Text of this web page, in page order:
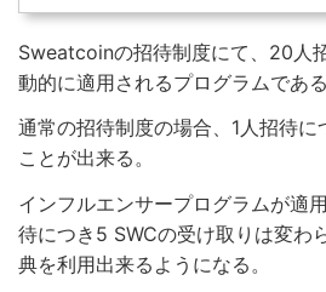
Sweatcoinの招待制度にて、20人
動的に適用されるプログラムである
通常の招待制度の場合、1人招待に
ことが出来る。
インフルエンサープログラムが適
待につき5 SWCの受け取りは変わ
典を利用出来るようになる。